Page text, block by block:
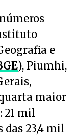
e
), Piumhi,
maior
21 mil
das 23,4 mil